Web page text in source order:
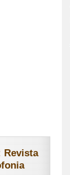
Revista